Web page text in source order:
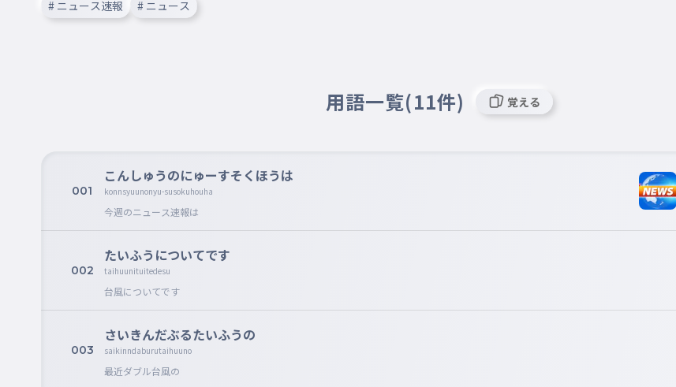
# ニュース速報 # ニュース
用語一覧(11件) 覚える
001
こんしゅうのにゅーすそくほうは
konnsyuunonyu-susokuhouha
今週のニュース速報は
002
たいふうについてです
taihuunituitedesu
台風についてです
003
さいきんだぶるたいふうの
saikinndaburutaihuuno
最近ダブル台風の